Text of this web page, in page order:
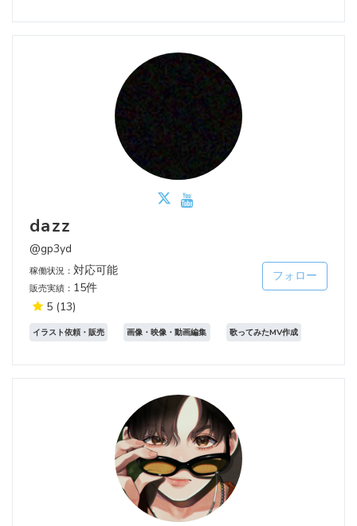
dazz
@gp3yd
稼働状況： 対応可能
販売実績： 15件
5 (13)
フォロー
イラスト依頼・販売 画像・映像・動画編集 歌ってみたMV作成